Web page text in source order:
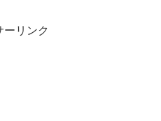
ーリンク